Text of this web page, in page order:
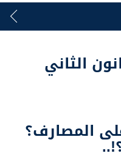
- كانون الثاني
المصارف؟